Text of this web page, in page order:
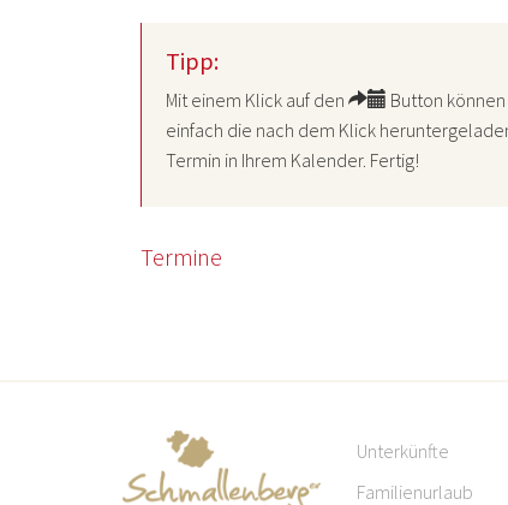
Tipp:
Mit einem Klick auf den
Button
einfach die nach dem Klick
Termin in Ihrem Kalender. Fertig!
Termine
Unterkünfte
Familienurlaub